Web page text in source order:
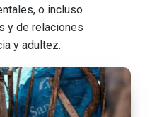
o incluso
y de relaciones
y adultez.